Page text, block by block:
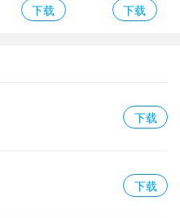
app
下载 下载
下载
下载